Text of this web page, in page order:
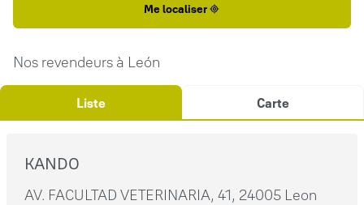
Me localiser
Nos revendeurs à León
Liste Carte
KANDO
AV. FACULTAD VETERINARIA, 41, 24005 Leon